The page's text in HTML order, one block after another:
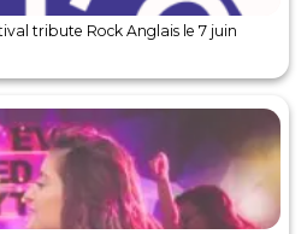
tribute Rock Anglais le 7 juin